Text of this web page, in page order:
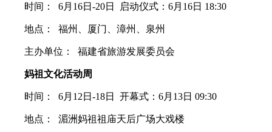
时间： 6月16日-20日 启动仪式：6月16日 18:30
地点： 福州、厦门、漳州、泉州
主办单位： 福建省旅游发展委员会
妈祖文化活动周
时间： 6月12日-18日 开幕式：6月13日 09:30
地点： 湄洲妈祖祖庙天后广场大戏楼